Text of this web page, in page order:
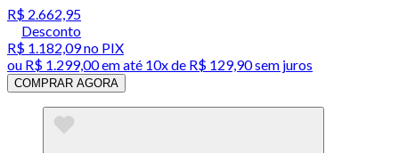
R$ 2.662,95
Desconto
R$ 1.182,09no PIX
ou R$ 1.299,00em até 10x de R$ 129,90 sem juros
COMPRAR AGORA